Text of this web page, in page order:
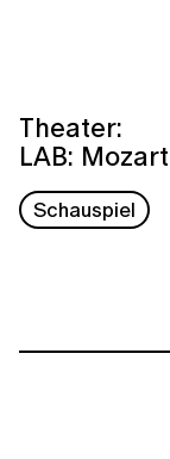
Theater:
LAB: Mozart
Schauspiel